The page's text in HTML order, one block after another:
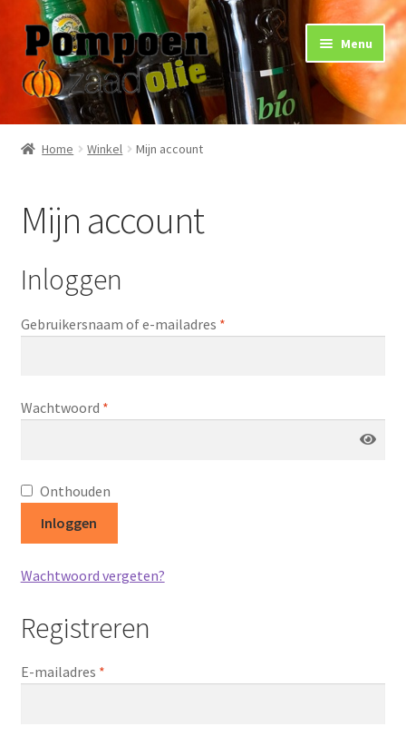
Ga
door
naar
navigatie
Ga
naar
de
inhoud
Menu
Home
Gezondheid
Arthritis
Huidverzorging
Op een rij
Prostaat
Home Winkel Mijn account
Mijn account
Inloggen
Gebruikersnaam of e-mailadres *Vereist
Wachtwoord *Vereist
Onthouden
Inloggen
Wachtwoord vergeten?
Registreren
E-mailadres *Vereist